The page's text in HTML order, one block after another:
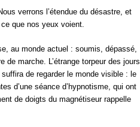
verrons l’étendue du désastre, et
que nos yeux voient.
au monde actuel : soumis, dépassé,
marche. L’étrange torpeur des jours
de regarder le monde visible : le
d’une séance d’hypnotisme, qui ont
de doigts du magnétiseur rappelle